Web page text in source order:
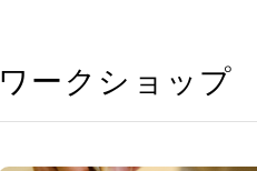
ワークショップ